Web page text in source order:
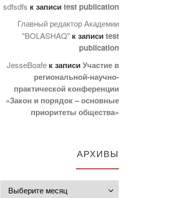
sdfsdfs к записиtest publication
Главный редактор Академии
"BOLASHAQ" к записиtest
publication
JesseBoafe к записиУчастие в
региональной-научно-
практической конференции
«Закон и порядок – основные
приоритеты общества»
АРХИВЫ